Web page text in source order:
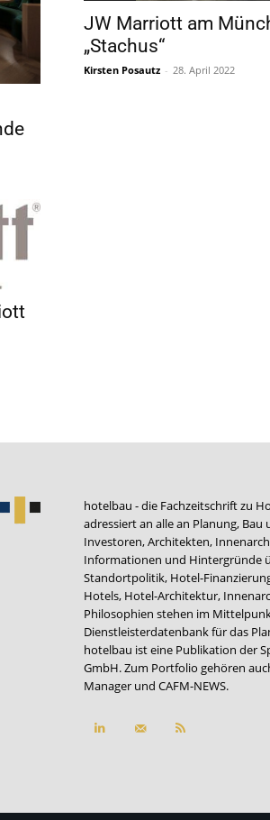
JW Marriott am
„Stachus“
Kirsten Posautz - 28. April 2022
hotelbau - die Fachzeitschrift zu
adressiert an alle an Planung,
Investoren, Architekten,
Informationen und Hintergründe
Standortpolitik, Hotel-
Hotels, Hotel-Architektur,
Philosophien stehen im
Dienstleisterdatenbank für das
hotelbau ist eine Publikation der
GmbH. Zum Portfolio gehören
Manager und CAFM-NEWS.